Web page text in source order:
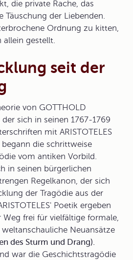
die private Rache, das
Täuschung der Liebenden.
Ordnung zu kitten,
allein gestellt.
seit der
von GOTTHOLD
der sich in seinen 1767-1769
mit ARISTOTELES
die schrittweise
vom antiken Vorbild.
in seinen bürgerlichen
Regelkanon, der sich
der Tragödie aus der
Poetik ergeben
Weg frei für vielfältige formale,
Neuansätze
des Sturm und Drang).
war die Geschichtstragödie